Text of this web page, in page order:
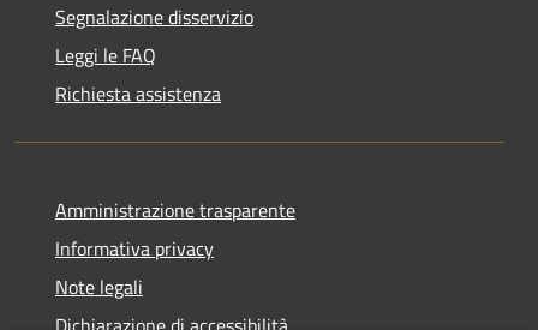
Segnalazione disservizio
Leggi le FAQ
Richiesta assistenza
Amministrazione trasparente
Informativa privacy
Note legali